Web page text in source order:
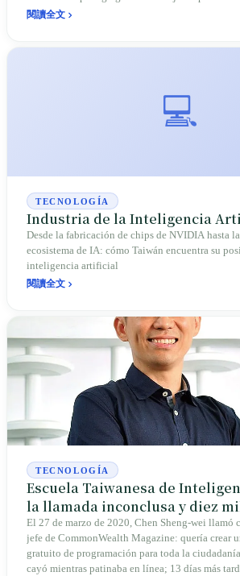
desinformación. La misma creencia es su arma y
閱讀全文
💻
TECNOLOGÍA
Industria de la Inteligencia
Desde la fabricación de chips de NVIDIA hasta
ecosistema de IA: cómo Taiwán encuentra su
inteligencia artificial
閱讀全文
TECNOLOGÍA
Escuela Taiwanesa de
la llamada inconclusa y diez
de IA
El 27 de marzo de 2020, Chen Sheng-wei llamó
jefe de CommonWealth Magazine: quería crear
gratuito de programación para toda la
cayó mientras patinaba en línea; 13 días más